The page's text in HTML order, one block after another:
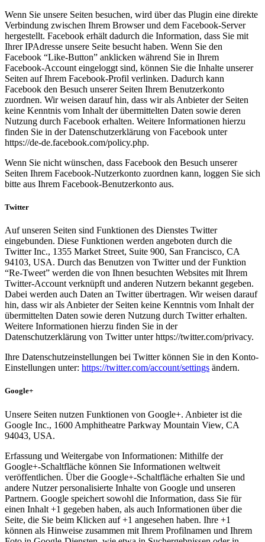
Wenn Sie unsere Seiten besuchen, wird über das Plugin eine direkte
Verbindung zwischen Ihrem Browser und dem Facebook-Server
hergestellt. Facebook erhält dadurch die Information, dass Sie mit
Ihrer IPAdresse unsere Seite besucht haben. Wenn Sie den
Facebook “Like-Button” anklicken während Sie in Ihrem
Facebook-Account eingeloggt sind, können Sie die Inhalte unserer
Seiten auf Ihrem Facebook-Profil verlinken. Dadurch kann
Facebook den Besuch unserer Seiten Ihrem Benutzerkonto
zuordnen. Wir weisen darauf hin, dass wir als Anbieter der Seiten
keine Kenntnis vom Inhalt der übermittelten Daten sowie deren
Nutzung durch Facebook erhalten. Weitere Informationen hierzu
finden Sie in der Datenschutzerklärung von Facebook unter
https://de-de.facebook.com/policy.php.
Wenn Sie nicht wünschen, dass Facebook den Besuch unserer
Seiten Ihrem Facebook-Nutzerkonto zuordnen kann, loggen Sie sich
bitte aus Ihrem Facebook-Benutzerkonto aus.
Twitter
Auf unseren Seiten sind Funktionen des Dienstes Twitter
eingebunden. Diese Funktionen werden angeboten durch die
Twitter Inc., 1355 Market Street, Suite 900, San Francisco, CA
94103, USA. Durch das Benutzen von Twitter und der Funktion
“Re-Tweet” werden die von Ihnen besuchten Websites mit Ihrem
Twitter-Account verknüpft und anderen Nutzern bekannt gegeben.
Dabei werden auch Daten an Twitter übertragen. Wir weisen darauf
hin, dass wir als Anbieter der Seiten keine Kenntnis vom Inhalt der
übermittelten Daten sowie deren Nutzung durch Twitter erhalten.
Weitere Informationen hierzu finden Sie in der
Datenschutzerklärung von Twitter unter https://twitter.com/privacy.
Ihre Datenschutzeinstellungen bei Twitter können Sie in den Konto-
Einstellungen unter: https://twitter.com/account/settings ändern.
Google+
Unsere Seiten nutzen Funktionen von Google+. Anbieter ist die
Google Inc., 1600 Amphitheatre Parkway Mountain View, CA
94043, USA.
Erfassung und Weitergabe von Informationen: Mithilfe der
Google+-Schaltfläche können Sie Informationen weltweit
veröffentlichen. Über die Google+-Schaltfläche erhalten Sie und
andere Nutzer personalisierte Inhalte von Google und unseren
Partnern. Google speichert sowohl die Information, dass Sie für
einen Inhalt +1 gegeben haben, als auch Informationen über die
Seite, die Sie beim Klicken auf +1 angesehen haben. Ihre +1
können als Hinweise zusammen mit Ihrem Profilnamen und Ihrem